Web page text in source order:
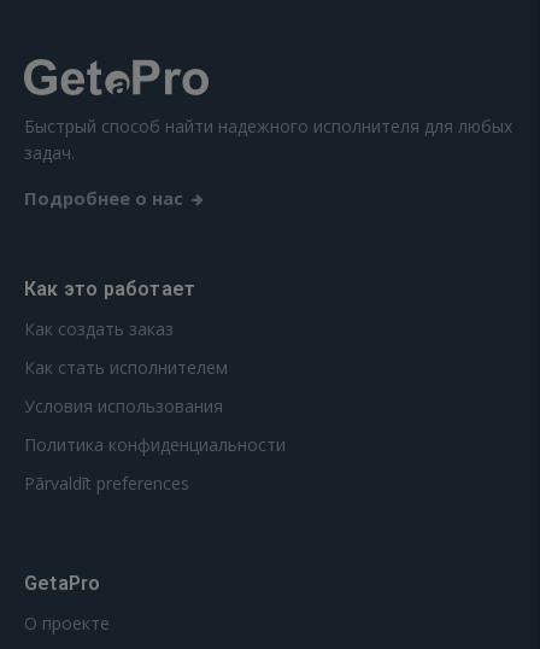
Быстрый способ найти надежного исполнителя для любых
задач.
Подробнее о нас
Как это работает
Как создать заказ
Как стать исполнителем
Условия использования
Политика конфиденциальности
Pārvaldīt preferences
GetaPro
О проекте